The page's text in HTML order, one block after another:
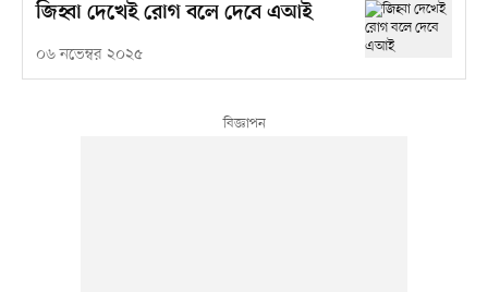
জিহ্বা দেখেই রোগ বলে দেবে এআই
০৬ নভেম্বর ২০২৫